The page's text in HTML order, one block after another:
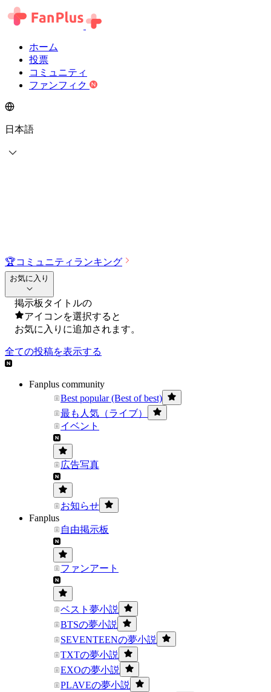
ホーム
投票
コミュニティ
ファンフィク
日本語
🏆コミュニティランキング
お気に入り
掲示板タイトルの
アイコンを選択すると
お気に入りに追加されます。
全ての投稿を表示する
Fanplus community
Best popular (Best of best)
最も人気（ライブ）
イベント
広告写真
お知らせ
Fanplus
自由掲示板
ファンアート
ベスト夢小説
BTSの夢小説
SEVENTEENの夢小説
TXTの夢小説
EXOの夢小説
PLAVEの夢小説